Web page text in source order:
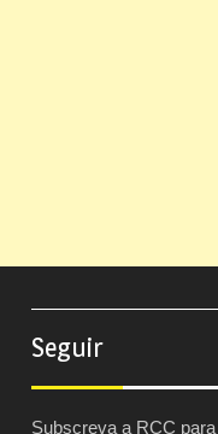
Seguir
Subscreva a RCC